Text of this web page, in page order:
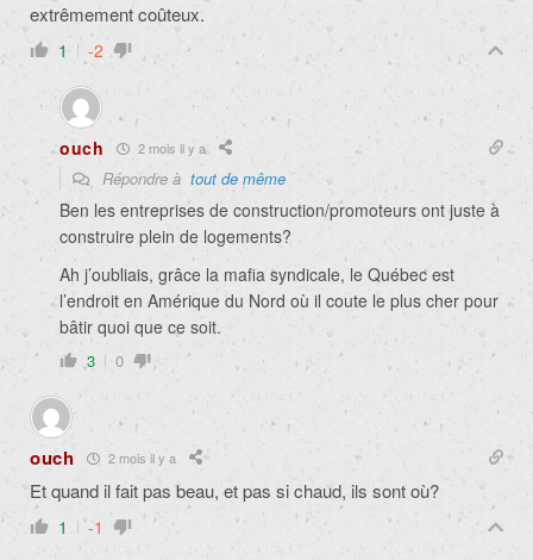
extrêmement coûteux.
1 -2
ouch 2 mois il y a
Répondre à tout de même
Ben les entreprises de construction/promoteurs ont juste à
construire plein de logements?
Ah j’oubliais, grâce la mafia syndicale, le Québec est
l’endroit en Amérique du Nord où il coute le plus cher pour
bâtir quoi que ce soit.
3 0
ouch 2 mois il y a
Et quand il fait pas beau, et pas si chaud, ils sont où?
1 -1